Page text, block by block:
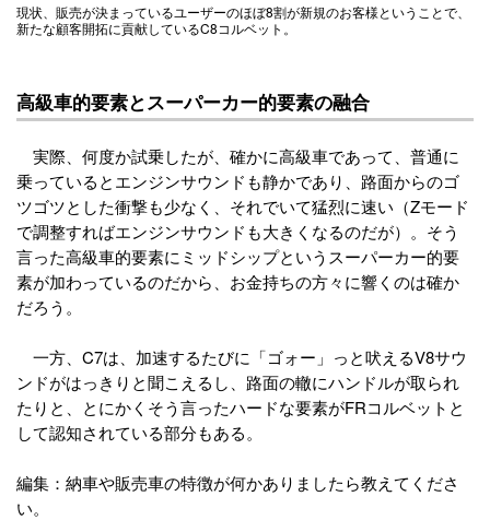
現状、販売が決まっているユーザーのほぼ8割が新規のお客様ということで、
新たな顧客開拓に貢献しているC8コルベット。
高級車的要素とスーパーカー的要素の融合
実際、何度か試乗したが、確かに高級車であって、普通に
乗っているとエンジンサウンドも静かであり、路面からのゴ
ツゴツとした衝撃も少なく、それでいて猛烈に速い（Zモード
で調整すればエンジンサウンドも大きくなるのだが）。そう
言った高級車的要素にミッドシップというスーパーカー的要
素が加わっているのだから、お金持ちの方々に響くのは確か
だろう。
一方、C7は、加速するたびに「ゴォー」っと吠えるV8サウ
ンドがはっきりと聞こえるし、路面の轍にハンドルが取られ
たりと、とにかくそう言ったハードな要素がFRコルベットと
して認知されている部分もある。
編集：納車や販売車の特徴が何かありましたら教えてくださ
い。